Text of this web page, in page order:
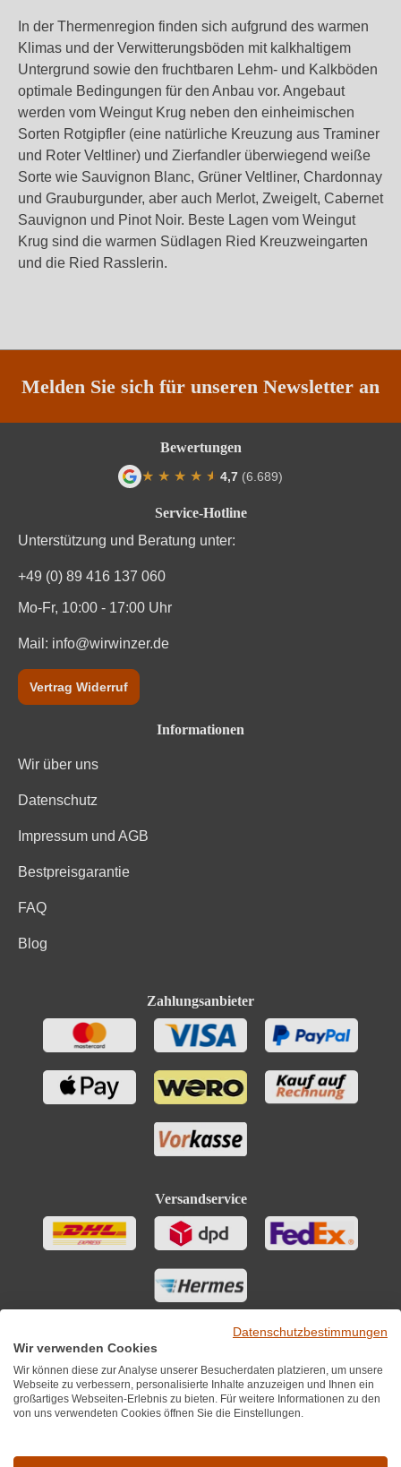
In der Thermenregion finden sich aufgrund des warmen
Klimas und der Verwitterungsböden mit kalkhaltigem
Untergrund sowie den fruchtbaren Lehm- und Kalkböden
optimale Bedingungen für den Anbau vor. Angebaut
werden vom Weingut Krug neben den einheimischen
Sorten Rotgipfler (eine natürliche Kreuzung aus Traminer
und Roter Veltliner) und Zierfandler überwiegend weiße
Sorte wie Sauvignon Blanc, Grüner Veltliner, Chardonnay
und Grauburgunder, aber auch Merlot, Zweigelt, Cabernet
Sauvignon und Pinot Noir. Beste Lagen vom Weingut
Krug sind die warmen Südlagen Ried Kreuzweingarten
und die Ried Rasslerin.
Melden Sie sich für unseren Newsletter an
Service-Hotline
Unterstützung und Beratung unter:
+49 (0) 89 416 137 060
Mo-Fr, 10:00 - 17:00 Uhr
Mail: info@wirwinzer.de
Vertrag Widerruf
Informationen
Wir über uns
Datenschutz
Impressum und AGB
Bestpreisgarantie
FAQ
Blog
Zahlungsanbieter
Versandservice
Bewertungen
★ ★ ★ ★ ★
★ 4,7 (6.689)
Datenschutzbestimmungen
Wir verwenden Cookies
Wir können diese zur Analyse unserer Besucherdaten platzieren, um unsere
Webseite zu verbessern, personalisierte Inhalte anzuzeigen und Ihnen ein
großartiges Webseiten-Erlebnis zu bieten. Für weitere Informationen zu den
von uns verwendeten Cookies öffnen Sie die Einstellungen.